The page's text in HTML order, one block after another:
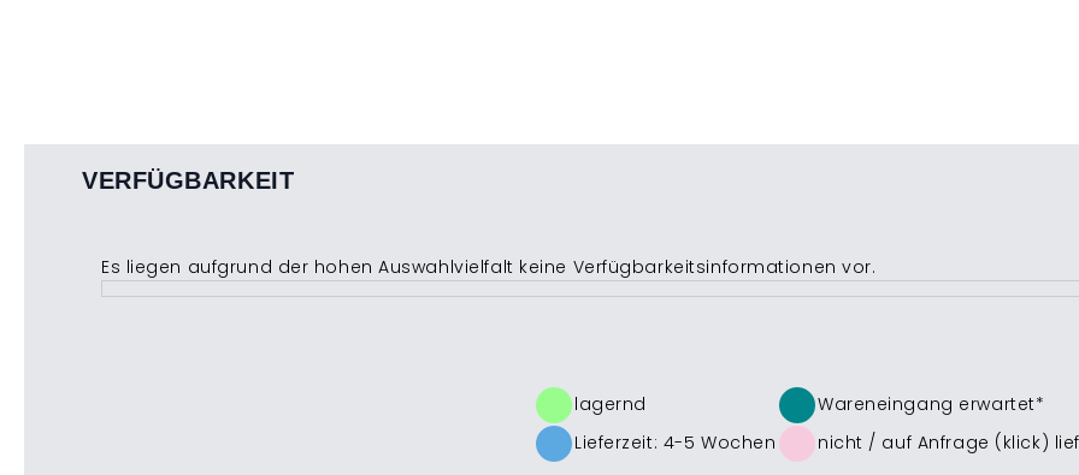
VERFÜGBARKEIT
Es liegen aufgrund der hohen Auswahlvielfalt keine Verfügbarkeitsinformationen vor.
lagernd
Wareneingang erwartet*
Lieferzeit: 4-5 Wochen
nicht / auf Anfrage (klick)